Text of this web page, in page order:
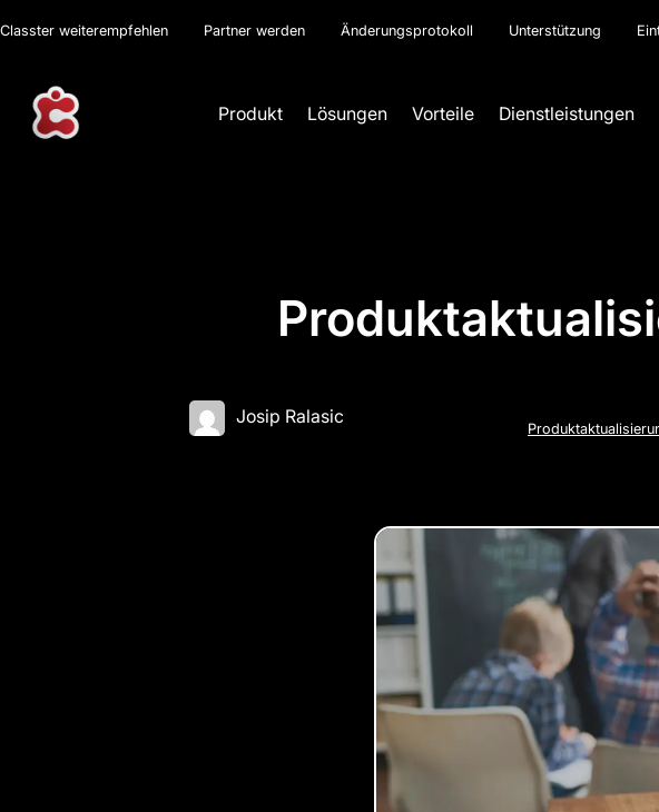
Classter weiterempfehlen Partner werden Änderungsprotokoll Unterstützung
Produkt Lösungen Vorteile Dienstleistungen
Josip Ralasic